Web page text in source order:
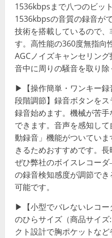
1536kbpsまで八つのビッ
1536kbpsの音質の録音が
技術を搭載しているので
す。高性能の360度無指向
AGCノイズキャンセリン
音中に周りの騒音を取り除
▶【操作簡単・ワンキー録
段階調節】録音ボタンを
録音始めます。機械が苦
できます。音声を感知し
動録音」機能がついてい
きるためおすすめです。
ぜひ弊社のボイスレコー
の録音検知感度が調節で
可能です。
▶【小型でバレないレコ
のひらサイズ（商品サイ
クト設計で胸ポケットな